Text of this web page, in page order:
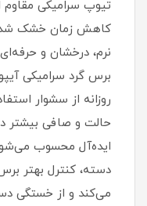
تیوپ سرامیکی
کاهش زمان خشک
نرم، درخشان و
برس گرد سرامیکی
روزانه از سشوار
حالت و صافی بیشتر
ایده‌آل محسوب
دسته، کنترل بهتر
می‌کند و از خستگی